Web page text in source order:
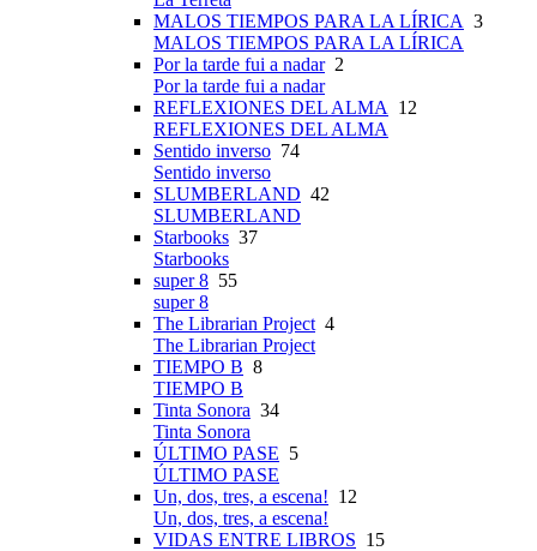
MALOS TIEMPOS PARA LA LÍRICA 3
MALOS TIEMPOS PARA LA LÍRICA
Por la tarde fui a nadar2
Por la tarde fui a nadar
REFLEXIONES DEL ALMA
12
REFLEXIONES DEL ALMA
Sentido inverso 74
Sentido inverso
SLUMBERLAND 42
SLUMBERLAND
Starbooks 37
Starbooks
super 8 55
super 8
The Librarian Project 4
The Librarian Project
TIEMPO B 8
TIEMPO B
Tinta Sonora 34
Tinta Sonora
ÚLTIMO PASE 5
ÚLTIMO PASE
Un, dos, tres, a escena! 12
Un, dos, tres, a escena!
VIDAS ENTRE LIBROS 15